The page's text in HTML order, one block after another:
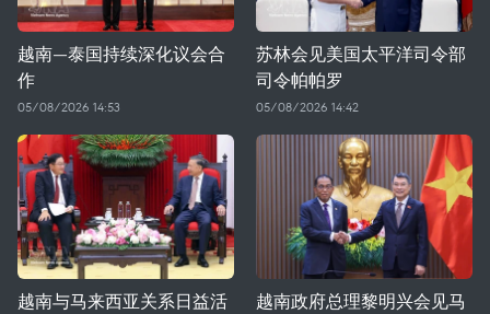
越南—泰国持续深化议会合
作
05/08/2026 14:53
苏林会见美国太平洋司令部
司令帕帕罗
05/08/2026 14:42
越南与马来西亚关系日益活
越南政府总理黎明兴会见马